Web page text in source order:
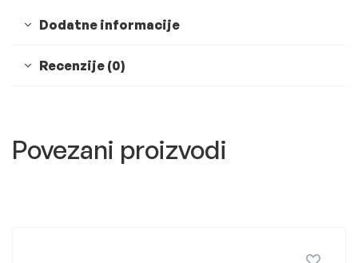
Dodatne informacije
Recenzije (0)